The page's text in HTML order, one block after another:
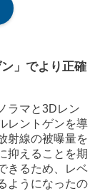
」でより正確
ラマと3Dレン
レントゲンを導
射線の被曝量を
抑えることを期
きるため、レベ
ようになったの